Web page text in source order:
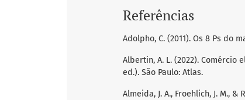
Referências
Adolpho, C. (2011). Os 8 Ps do
Albertin, A. L. (2022).
ed.). São Paulo: Atlas.
Almeida, J. A., Froehlich, J. M.,